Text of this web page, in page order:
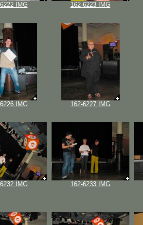
IMG
162-6223 IMG
IMG
162-6227 IMG
IMG 162-6233 IMG